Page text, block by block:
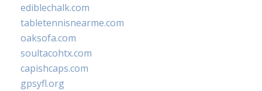
ediblechalk.com
tabletennisnearme.com
oaksofa.com
soultacohtx.com
capishcaps.com
gpsyfl.org